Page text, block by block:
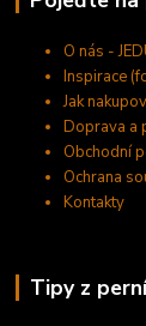
O nás -
Inspirace
Jak
Doprava a
Obchodní
Ochrana
Kontakty
Tipy z